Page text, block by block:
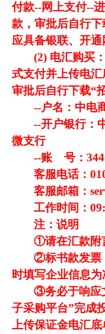
付款--网上支付--
款，审批后自行
应具备银联、开通
(2) 电汇购买
式支付并上传电汇
审批后自行下载“
--户名：中电
--开户银行：
微支行
--账
号：
客服电话：
客服邮箱：
工作时间：
注：说明
①请在汇款附
②标书款发票
时填写企业信息为
③务必于响应
子采购平台”完成
上传保证金电汇底